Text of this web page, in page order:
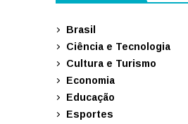
Brasil
Ciência e Tecnologia
Cultura e Turismo
Economia
Educação
Esportes